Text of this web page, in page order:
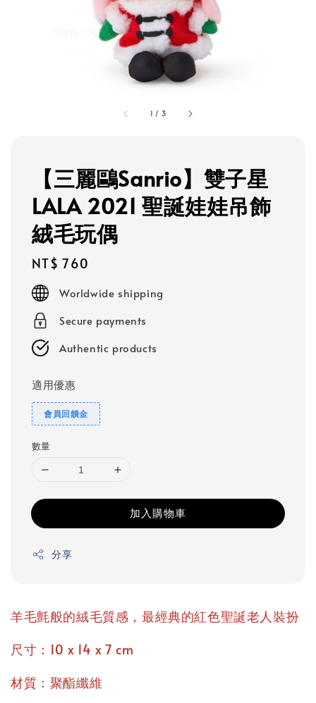
1 / 3
【三麗鷗Sanrio】雙子星
LALA 2021 聖誕娃娃吊飾
絨毛玩偶
Regular
price
NT$ 760
Worldwide shipping
Secure payments
Authentic products
適用優惠
會員回饋金
數量
加入購物車
分享
羊毛氈般的絨毛質感，最經典的紅色聖誕老人裝扮
尺寸：10 x 14 x 7 cm
材質：聚酯纖維